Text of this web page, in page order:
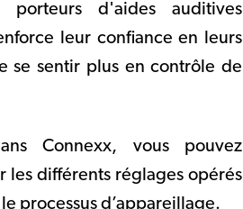
d'aides auditives
leur confiance en leurs
se sentir plus en contrôle de
Connexx, vous pouvez
les différents réglages opérés
processus d’appareillage.